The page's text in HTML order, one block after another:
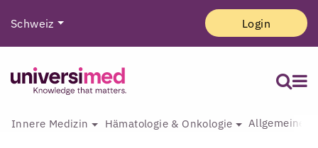
Schweiz Login
Innere Medizin Hämatologie & Onkologie Allgemeine